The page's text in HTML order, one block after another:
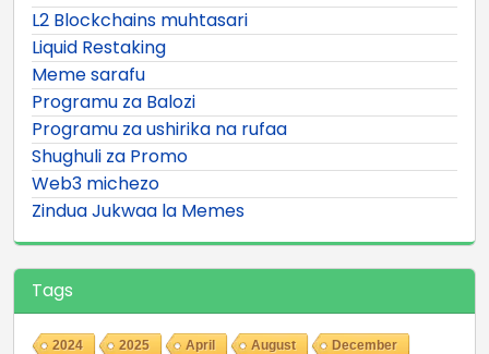
L2 Blockchains muhtasari
Liquid Restaking
Meme sarafu
Programu za Balozi
Programu za ushirika na rufaa
Shughuli za Promo
Web3 michezo
Zindua Jukwaa la Memes
Tags
2024 2025 April August December